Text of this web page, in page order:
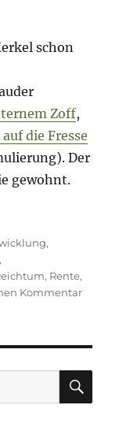
schon
Zoff,
die Fresse
Der
gewohnt.
2017 //
,
,
, Rente,
Kommentarzu
2017
//